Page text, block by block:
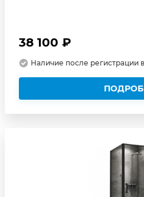
38 100 ₽
Наличие после регистрации